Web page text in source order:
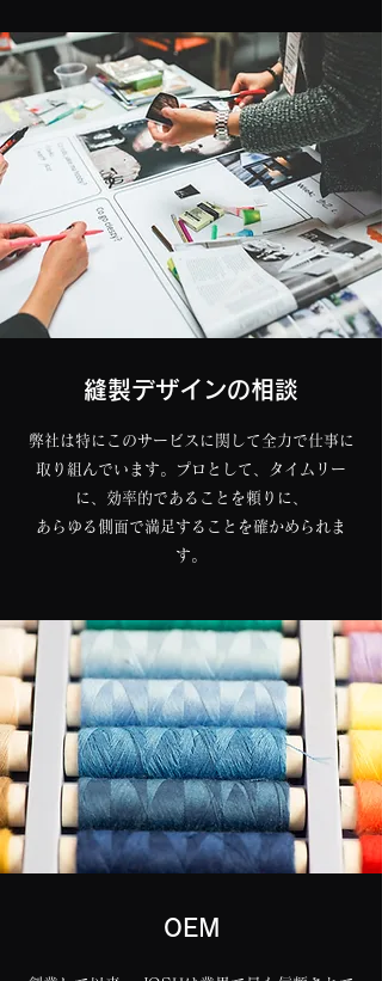
縫製デザインの相談
弊社は特にこのサービスに関して全力で仕事に
取り組んでいます。プロとして、タイムリー
に、効率的であることを頼りに、
あらゆる側面で満足することを確かめられま
す。
OEM